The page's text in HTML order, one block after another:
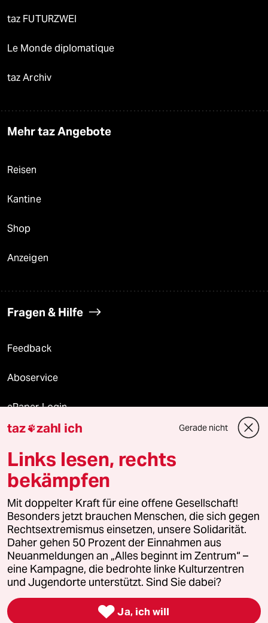
taz FUTURZWEI
Le Monde diplomatique
taz Archiv
Mehr taz Angebote
Reisen
Kantine
Shop
Anzeigen
Fragen & Hilfe
Feedback
Aboservice
ePaper Login
Downloads für Abonnierende
© 2026 taz Verlags und Vertriebs GmbH
Alle Rechte vorbehalten. Bei rechtlichen Fragen oder für Genehmigungen
wenden Sie sich bitte an lizenzen@taz.de
Feedback Redaktionsstatut Kommune-Richtlinien
Leitlinie Informant Datenschutz Impressum AGB
Seitenwende Einwilligungen widerrufen (Ads)
taz zahl ich Gerade nicht
Links lesen, rechts
bekämpfen
Mit doppelter Kraft für eine offene Gesellschaft!
Besonders jetzt brauchen Menschen, die sich gegen
Rechtsextremismus einsetzen, unsere Solidarität.
Daher gehen 50 Prozent der Einnahmen aus
Neuanmeldungen an „Alles beginnt im Zentrum“ –
eine Kampagne, die bedrohte linke Kulturzentren
und Jugendorte unterstützt. Sind Sie dabei?
 Ja, ich will